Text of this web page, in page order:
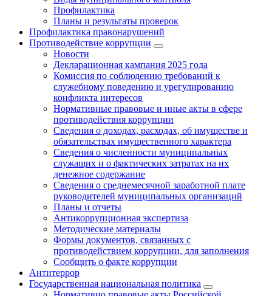
Профилактика
Планы и результаты проверок
Профилактика правонарушений
Противодействие коррупции
Новости
Декларационная кампания 2025 года
Комиссия по соблюдению требований к
служебному поведению и урегулированию
конфликта интересов
Нормативные правовые и иные акты в сфере
противодействия коррупции
Сведения о доходах, расходах, об имуществе и
обязательствах имущественного характера
Сведения о численности муниципальных
служащих и о фактических затратах на их
денежное содержание
Сведения о среднемесячной заработной плате
руководителей муниципальных организаций
Планы и отчеты
Антикоррупционная экспертиза
Методические материалы
Формы документов, связанных с
противодействием коррупции, для заполнения
Сообщить о факте коррупции
Антитеррор
Государственная национальная политика